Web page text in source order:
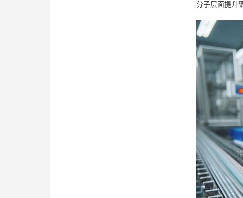
分子层面提升